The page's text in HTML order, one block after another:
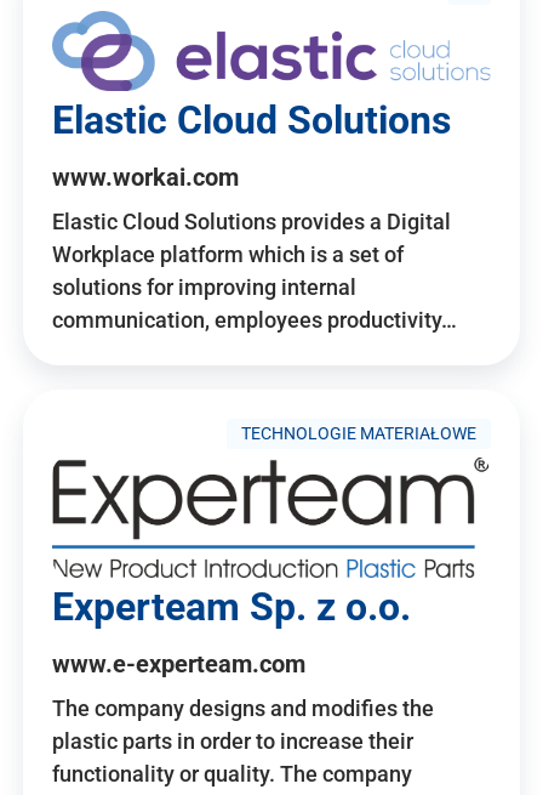
Elastic Cloud Solutions
www.workai.com
Elastic Cloud Solutions provides a Digital
Workplace platform which is a set of
solutions for improving internal
communication, employees productivity…
TECHNOLOGIE MATERIAŁOWE
Experteam Sp. z o.o.
www.e-experteam.com
The company designs and modifies the
plastic parts in order to increase their
functionality or quality. The company